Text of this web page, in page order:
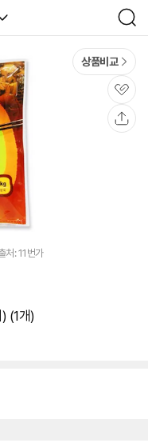
검
색
상품비교
관
심
처: 11번가
(1개)